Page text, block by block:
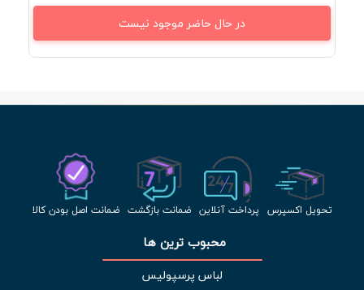
در حال حاضر موجود نیست
تحویل اکسپرس پرداخت آنلاین ضمانت بازگشت ضمانت اصل بودن کالا
محبوب ترین ها
لباس پرسپولیس